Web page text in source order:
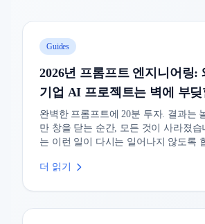
Guides
2026년 프롬프트 엔지니어링:
기업 AI 프로젝트는 벽에 부딪
완벽한 프롬프트에 20분 투자. 결과는
만 창을 닫는 순간, 모든 것이 사라졌습
는 이런 일이 다시는 일어나지 않도록
더 읽기